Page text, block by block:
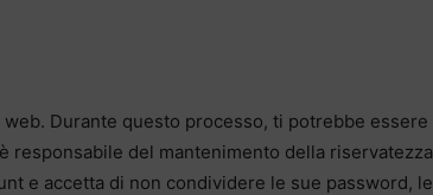
Durante questo processo, ti potrebbe essere
responsabile del mantenimento della riservatezza
e accetta di non condividere le sue password, le